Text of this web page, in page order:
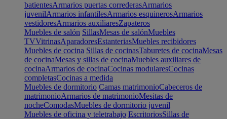
batientesArmarios puertas correderasArmarios
juvenilArmarios infantilesArmarios esquinerosArmarios
vestidoresArmarios auxiliaresZapateros
Muebles de salón SillasMesas de salónMuebles
TVVitrinasAparadoresEstanteriasMuebles recibidores
Muebles de cocina Sillas de cocinasTaburetes de cocinaMesas
de cocinaMesas y sillas de cocinaMuebles auxiliares de
cocinaArmarios de cocinaCocinas modularesCocinas
completasCocinas a medida
Muebles de dormitorio Camas matrimonioCabeceros de
matrimonioArmarios de matrimonioMesitas de
nocheComodasMuebles de dormitorio juvenil
Muebles de oficina y teletrabajo EscritoriosSillas de